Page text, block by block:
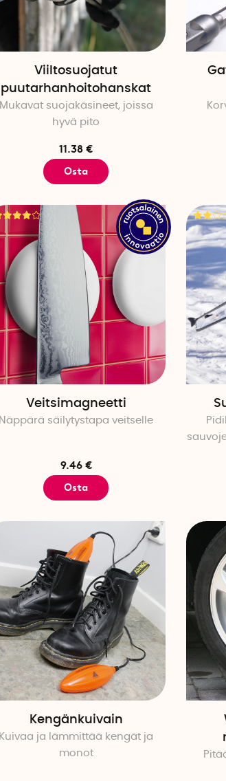
tiettyä joululahjaa?
Klikkaa tästä
Viiltosuojatut
puutarhanhoitohanskat
Mukavat suojakäsineet, joissa
hyvä pito
11.38 €
Osta
Veitsimagneetti
Näppärä säilytystapa veitselle
9.46 €
Osta
Kengänkuivain
Kuivaa ja lämmittää kengät ja
monot